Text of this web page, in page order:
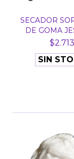
SECADOR
DE GOMA
P307
$2.713
SIN